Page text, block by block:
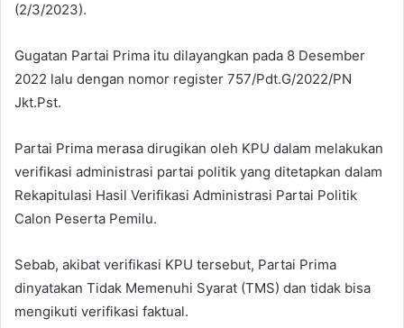
(2/3/2023).
Gugatan Partai Prima itu dilayangkan pada 8 Desember
2022 lalu dengan nomor register 757/Pdt.G/2022/PN
Jkt.Pst.
Partai Prima merasa dirugikan oleh KPU dalam melakukan
verifikasi administrasi partai politik yang ditetapkan dalam
Rekapitulasi Hasil Verifikasi Administrasi Partai Politik
Calon Peserta Pemilu.
Sebab, akibat verifikasi KPU tersebut, Partai Prima
dinyatakan Tidak Memenuhi Syarat (TMS) dan tidak bisa
mengikuti verifikasi faktual.